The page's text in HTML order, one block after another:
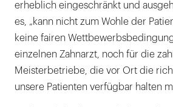
erheblich eingeschränkt und
es, „kann nicht zum Wohle der
keine fairen
einzelnen Zahnarzt, noch für die
Meisterbetriebe, die vor Ort die
unsere Patienten verfügbar halten